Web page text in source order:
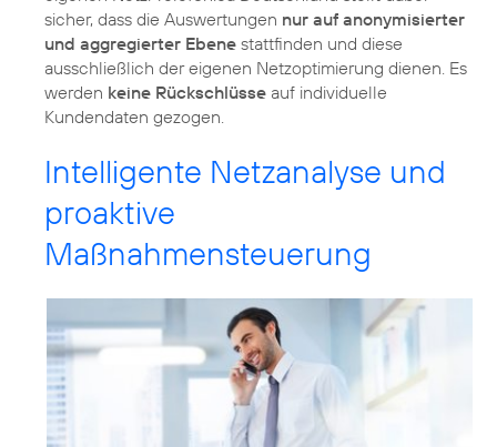
sicher, dass die Auswertungen nur auf anonymisierter
und aggregierter Ebene stattfinden und diese
ausschließlich der eigenen Netzoptimierung dienen. Es
werden keine Rückschlüsse auf individuelle
Kundendaten gezogen.
Intelligente Netzanalyse und
proaktive
Maßnahmensteuerung